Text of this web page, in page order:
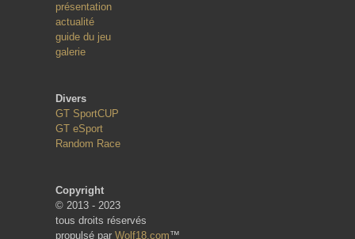
présentation
actualité
guide du jeu
galerie
Divers
GT SportCUP
GT eSport
Random Race
Copyright
© 2013 - 2023
tous droits réservés
propulsé par Wolf18.com™